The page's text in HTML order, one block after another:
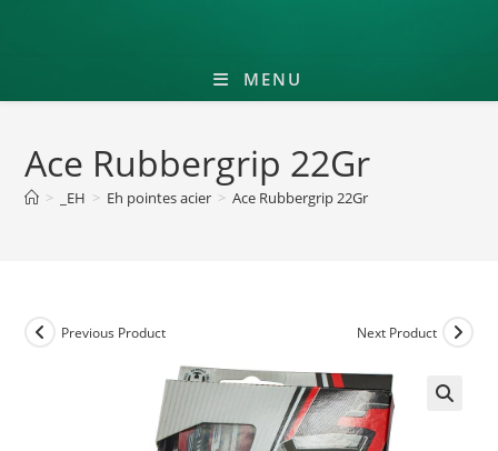
MENU
Ace Rubbergrip 22Gr
> _EH > Eh pointes acier > Ace Rubbergrip 22Gr
Previous Product Next Product